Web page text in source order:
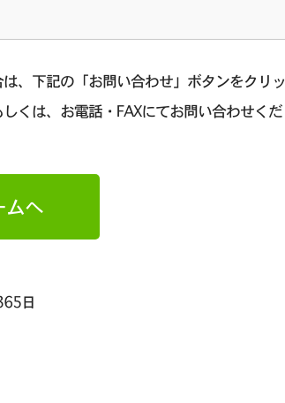
、下記の「お問い合わせ」ボタンをクリッ
くは、お電話・FAXにてお問い合わせくだ
ムへ
日